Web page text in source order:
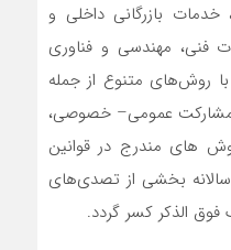
بازرگانی داخلی و
فنی، مهندسی و فناوری
با روش‌های متنوع از جمله
مشارکت عمومی– خصوصی،
روش های مندرج در قوانین
بخشی از تصدی‌های
الذکر کسر گردد.